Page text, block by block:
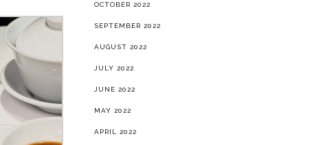
OCTOBER 2022
SEPTEMBER 2022
AUGUST 2022
JULY 2022
JUNE 2022
MAY 2022
APRIL 2022